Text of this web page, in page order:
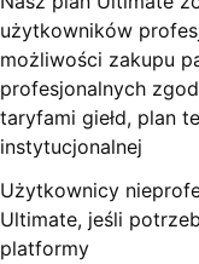
użytkowników
możliwości zakupu
profesjonalnych
taryfami giełd, plan
instytucjonalnej
Użytkownicy
Ultimate, jeśli
platformy